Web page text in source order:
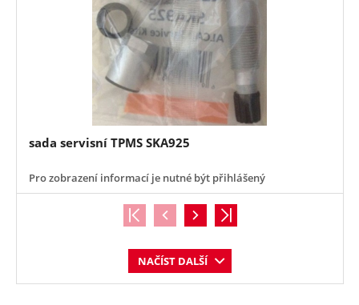
sada servisní TPMS SKA925
Pro zobrazení informací je nutné být přihlášený
NAČÍST DALŠÍ